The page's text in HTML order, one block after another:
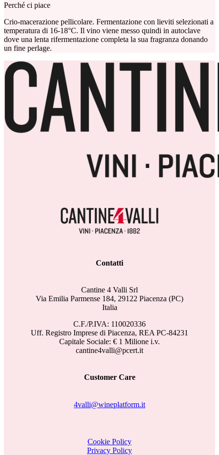
Perché ci piace
Crio-macerazione pellicolare. Fermentazione con lieviti selezionati a
temperatura di 16-18°C. Il vino viene messo quindi in autoclave
dove una lenta rifermentazione completa la sua fragranza donando
un fine perlage.
Contatti
Cantine 4 Valli Srl
Via Emilia Parmense 184, 29122 Piacenza (PC)
Italia
C.F./P.IVA: 110020336
Uff. Registro Imprese di Piacenza, REA PC-84231
Capitale Sociale: € 1 Milione i.v.
cantine4valli@pcert.it
Customer Care
4valli@wineplatform.it
Cookie Policy
Privacy Policy